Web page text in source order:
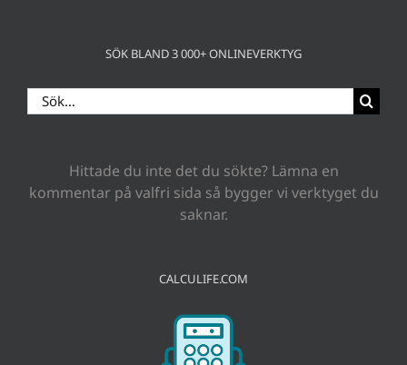
SÖK BLAND 3 000+ ONLINEVERKTYG
Sök
efter:
Hittade du inte det du sökte? Lämna en
kommentar på valfri sida så bygger vi verktyget du
saknar.
CALCULIFE.COM